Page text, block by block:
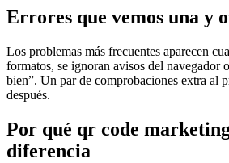
Errores que vemos una y
Los problemas más frecuentes aparecen
formatos, se ignoran avisos del navegador
bien”. Un par de comprobaciones extra al
después.
Por qué qr code
diferencia